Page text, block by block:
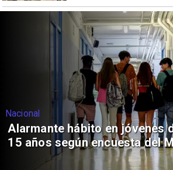
Nacional
Alarmante hábito en jóvenes
15 años según encuesta del